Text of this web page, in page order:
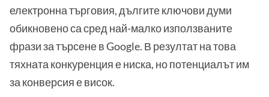
електронна търговия, дългите ключови думи
обикновено са сред най-малко използваните
фрази за търсене в Google. В резултат на това
тяхната конкуренция е ниска, но потенциалът им
за конверсия е висок.